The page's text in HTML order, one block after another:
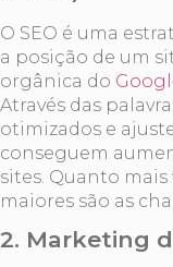
O SEO é uma
a posição de um
orgânica do
Através das
otimizados e
conseguem
sites. Quanto mais
maiores são as
2. Marketing